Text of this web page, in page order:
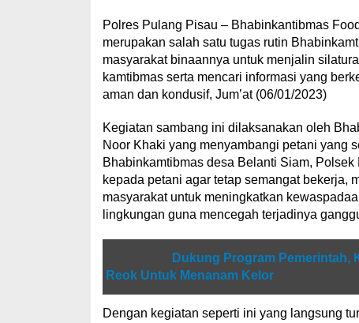
Polres Pulang Pisau – Bhabinkantibmas
merupakan salah satu tugas rutin
masyarakat binaannya untuk menjalin
kamtibmas serta mencari informasi yang
aman dan kondusif, Jum’at (06/01/2023)
Kegiatan sambang ini dilaksanakan oleh
Noor Khaki yang menyambangi petani yang
Bhabinkamtibmas desa Belanti Siam,
kepada petani agar tetap semangat bekerja,
masyarakat untuk meningkatkan
lingkungan guna mencegah terjadinya
Dukung Program Pemerintah,
Reok Untuk Menanam Kelor
Dengan kegiatan seperti ini yang langsung